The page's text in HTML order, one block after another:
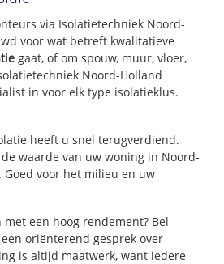
via Isolatietechniek Noord-
voor wat betreft kwalitatieve
gaat, of om spouw, muur, vloer,
Noord-Holland
in voor elk type isolatieklus.
heeft u snel terugverdiend.
waarde van uw woning in Noord-
voor het milieu en uw
een hoog rendement? Bel
oriënterend gesprek over
is altijd maatwerk, want iedere